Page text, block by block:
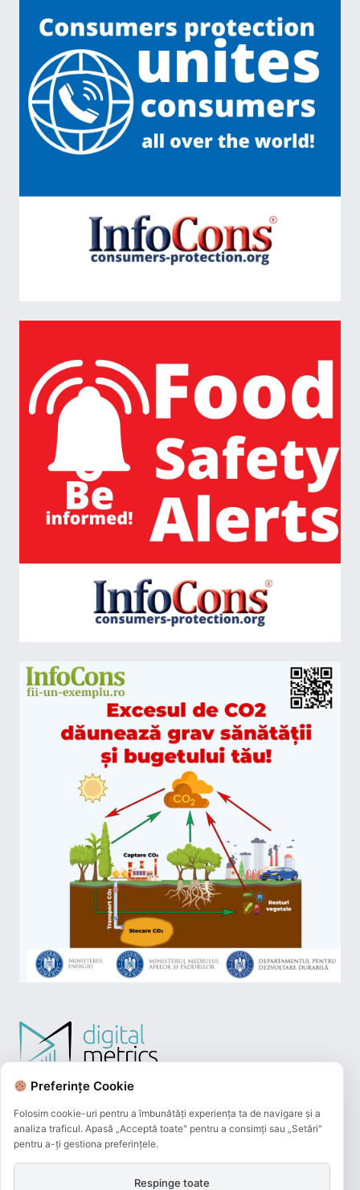
Preferințe Cookie
Folosim cookie-uri pentru a îmbunătăți experiența ta de navigare și a
analiza traficul. Apasă „Acceptă toate" pentru a consimți sau „Setări"
pentru a-ți gestiona preferințele.
Respinge toate